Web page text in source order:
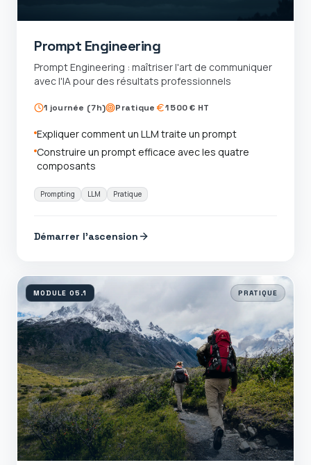
Prompt Engineering
Prompt Engineering : maîtriser l'art de communiquer
avec l'IA pour des résultats professionnels
1 journée (7h) Pratique 1 500 € HT
Expliquer comment un LLM traite un prompt
Construire un prompt efficace avec les quatre
composants
Prompting LLM Pratique
Démarrer l'ascension
MODULE 05.1 PRATIQUE